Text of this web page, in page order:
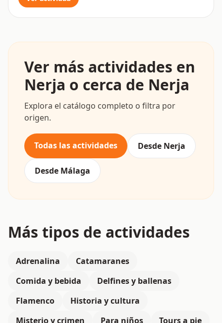
Ver más actividades en
Nerja o cerca de Nerja
Explora el catálogo completo o filtra por
origen.
Todas las actividades Desde Nerja
Desde Málaga
Más tipos de actividades
Adrenalina
Catamaranes
Comida y bebida
Delfines y ballenas
Flamenco
Historia y cultura
Misterio y crimen
Para niños
Tours a pie